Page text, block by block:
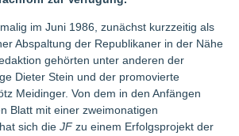
im Juni 1986, zunächst kurzzeitig als
Abspaltung der Republikaner in der Nähe
gehörten unter anderen der
Dieter Stein und der promovierte
Meidinger. Von dem in den Anfängen
Blatt mit einer zweimonatigen
sich die JF zu einem Erfolgsprojekt der